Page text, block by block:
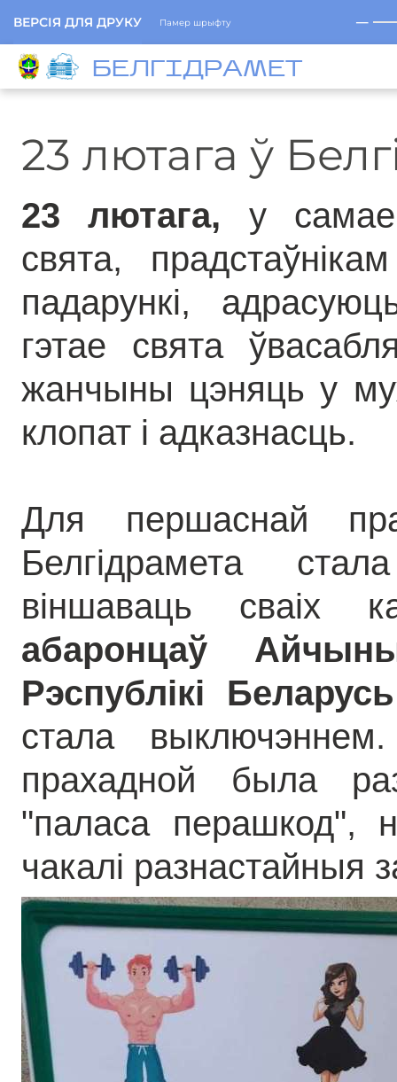
ВЕРСІЯ ДЛЯ ДРУКУ Памер шрыфту ─
БЕЛГIДРAМЕТ
23 лютага ў
23 лютага, у
свята,
падарункі,
гэтае свята
жанчыны цэняць у
клопат і адказнасць.
Для першаснай
Белгідрамета
віншаваць сваіх
абаронцаў
Рэспублікі Беларусь
стала
прахадной была
"паласа перашкод",
чакалі разнастайныя